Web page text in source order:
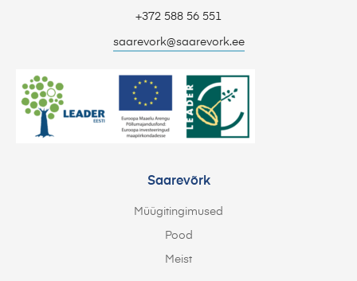
+372 588 56 551
saarevork@saarevork.ee
Saarevõrk
Müügitingimused
Pood
Meist